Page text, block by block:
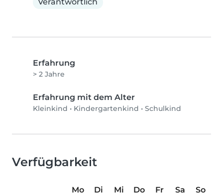
Erfahrung
> 2 Jahre
Erfahrung mit dem Alter
Kleinkind • Kindergartenkind • Schulkind
Verfügbarkeit
Mo Di Mi Do Fr Sa
So